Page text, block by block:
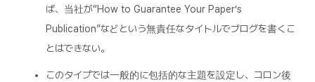
ば、当社が“How to Guarantee Your Paper’s
Publication”などという無責任なタイトルでブログを書くこ
とはできない。
このタイプでは一般的に包括的な主題を設定し、コロン後